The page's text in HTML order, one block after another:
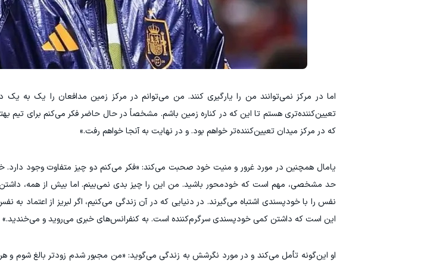
اما در مرکز نمی‌توانند من را یارگیری کنند. من می‌توانم در مرکز زمین مدافعان را یک‌ به‌ یک
تعیین‌کننده‌تری هستم تا این که در کناره زمین باشم. مشخصاً در حال حاضر فکر می‌کنم برای تیم
که در مرکز میدان تعیین‌کننده‌تر خواهم بود. و در نهایت به آنجا خواهم رفت.»
یامال همچنین در مورد غرور و منیت خود صحبت می‌کند: «فکر می‌کنم دو چیز متفاوت وجود دارد.
حد مشخصی، مهم است که خودمحور باشید. من این را چیز بدی نمی‌بینم. اما بیش از همه،
نفس را با خودپسندی اشتباه می‌گیرند. در دنیایی که در آن زندگی می‌کنیم، اگر لبریز از اعتماد به‌
این است که داشتن کمی خودپسندی سرگرم‌کننده است. به کنفرانس‌های خبری می‌روید و می‌خندید.»
او این‌گونه تأمل می‌کند و در مورد نگرشش به زندگی می‌گوید: «من مجبور شدم زودتر بالغ شوم و